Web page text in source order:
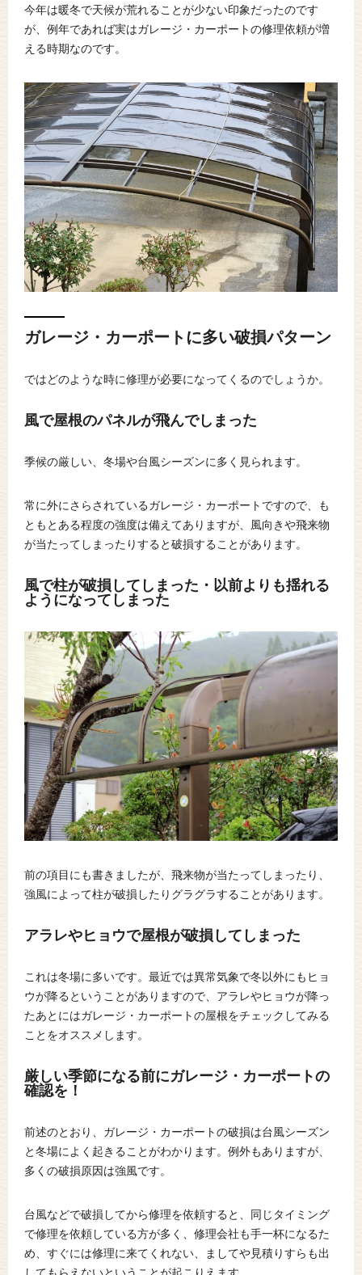
今年は暖冬で天候が荒れることが少ない印象だったのです
が、例年であれば実はガレージ・カーポートの修理依頼が増
える時期なのです。
ガレージ・カーポートに多い破損パターン
ではどのような時に修理が必要になってくるのでしょうか。
風で屋根のパネルが飛んでしまった
季候の厳しい、冬場や台風シーズンに多く見られます。
常に外にさらされているガレージ・カーポートですので、も
ともとある程度の強度は備えてありますが、風向きや飛来物
が当たってしまったりすると破損することがあります。
風で柱が破損してしまった・以前よりも揺れる
ようになってしまった
前の項目にも書きましたが、飛来物が当たってしまったり、
強風によって柱が破損したりグラグラすることがあります。
アラレやヒョウで屋根が破損してしまった
これは冬場に多いです。最近では異常気象で冬以外にもヒョ
ウが降るということがありますので、アラレやヒョウが降っ
たあとにはガレージ・カーポートの屋根をチェックしてみる
ことをオススメします。
厳しい季節になる前にガレージ・カーポートの
確認を！
前述のとおり、ガレージ・カーポートの破損は台風シーズン
と冬場によく起きることがわかります。例外もありますが、
多くの破損原因は強風です。
台風などで破損してから修理を依頼すると、同じタイミング
で修理を依頼している方が多く、修理会社も手一杯になるた
め、すぐには修理に来てくれない、ましてや見積りすらも出